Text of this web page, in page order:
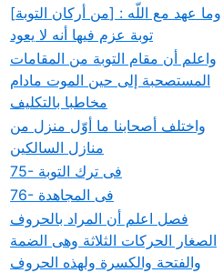
[من أركان التوبة] : وما عهد مع اللّه
توبة عزم فيها أنه لا يعود
واعلم أن مقام التوبة من المقامات
المستصحبة إلى حين الموت مادام
مخاطبا بالتكليف
واختلف أصحابنا ما أوّل منزل من
منازل السالكين
75- فى ترك التوبة
76- فى المجاهدة
فصل اعلم أن المراد بالحروف
الصغار الحركات الثلاثة وهى الضمة
والفتحة والكسرة ولهذه الحروف